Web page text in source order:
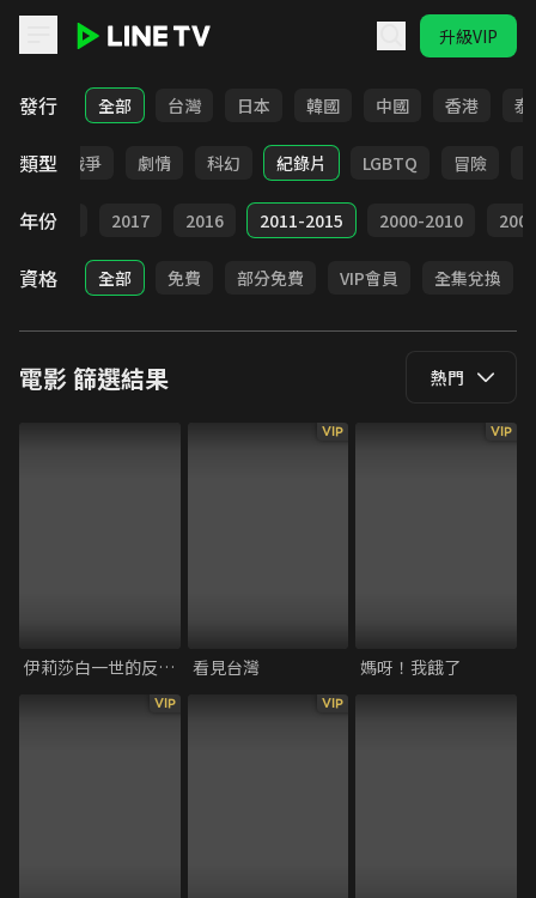
升級VIP
LINE TV - 電影
發行 全部 台灣 日本 韓國 中國 香港 泰
類型
動畫 戰爭 劇情 科幻 紀錄片 LGBTQ 冒險
年份
2018 2017 2016 2011-2015 2000-2010
資格 全部 免費 部分免費 VIP會員 全集兌換
電影篩選結果 熱門
伊莉莎白一世的反恐戰爭
VIP
看見台灣
VIP
媽呀！我餓了
VIP VIP